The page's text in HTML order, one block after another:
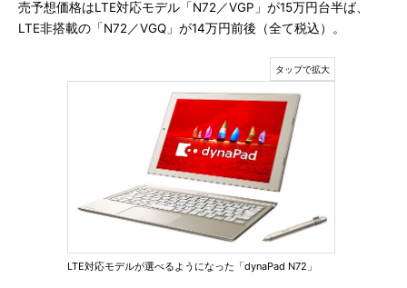
売予想価格はLTE対応モデル「N72／VGP」が15万円台半ば、
LTE非搭載の「N72／VGQ」が14万円前後（全て税込）。
LTE対応モデルが選べるようになった「dynaPad N72」